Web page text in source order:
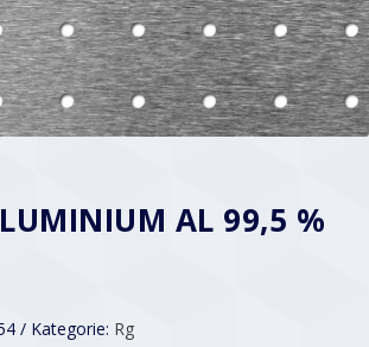
AL 99,5 %
Kategorie: Rg